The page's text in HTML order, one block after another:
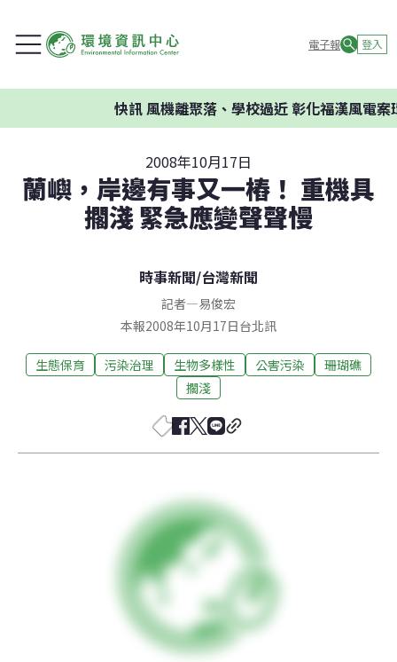
電子報 登入
快訊風機離聚落、學校過近 彰化福漢風電案環
2008年10月17日
蘭嶼，岸邊有事又一樁！ 重機具
擱淺 緊急應變聲聲慢
時事新聞/台灣新聞
記者—易俊宏
本報2008年10月17日台北訊
生態保育 污染治理 生物多樣性 公害污染
珊瑚礁
擱淺